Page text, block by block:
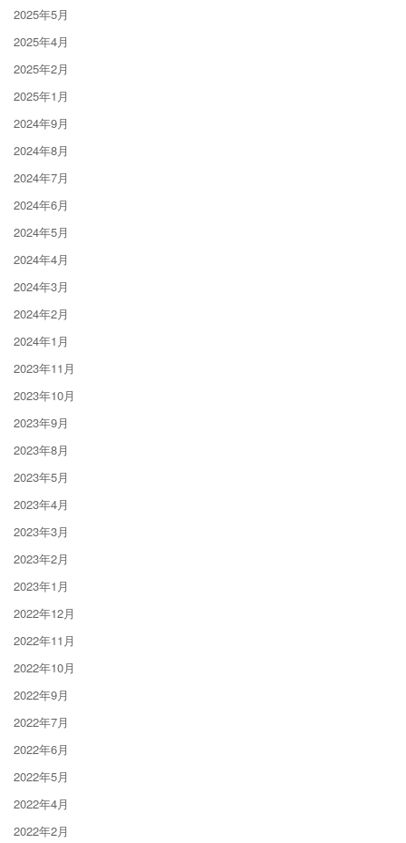
2025年5月
2025年4月
2025年2月
2025年1月
2024年9月
2024年8月
2024年7月
2024年6月
2024年5月
2024年4月
2024年3月
2024年2月
2024年1月
2023年11月
2023年10月
2023年9月
2023年8月
2023年5月
2023年4月
2023年3月
2023年2月
2023年1月
2022年12月
2022年11月
2022年10月
2022年9月
2022年7月
2022年6月
2022年5月
2022年4月
2022年2月